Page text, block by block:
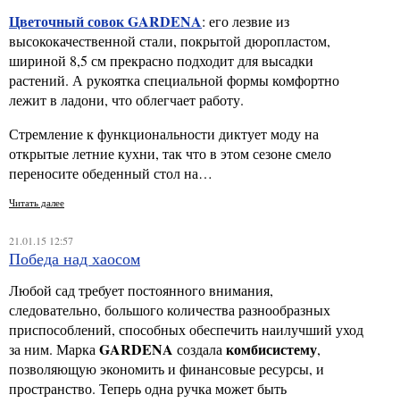
Цветочный совокGARDENA: его лезвие из
высококачественной стали, покрытой дюропластом,
шириной 8,5 см прекрасно подходит для высадки
растений. А рукоятка специальной формы комфортно
лежит в ладони, что облегчает работу.
Стремление к функциональности диктует моду на
открытые летние кухни, так что в этом сезоне смело
переносите обеденный стол на…
Читать далее
21.01.15 12:57
Победа над хаосом
Любой сад требует постоянного внимания,
следовательно, большого количества разнообразных
приспособлений, способных обеспечить наилучший уход
за ним. Марка GARDENA создала комбисистему,
позволяющую экономить и финансовые ресурсы, и
пространство. Теперь одна ручка может быть